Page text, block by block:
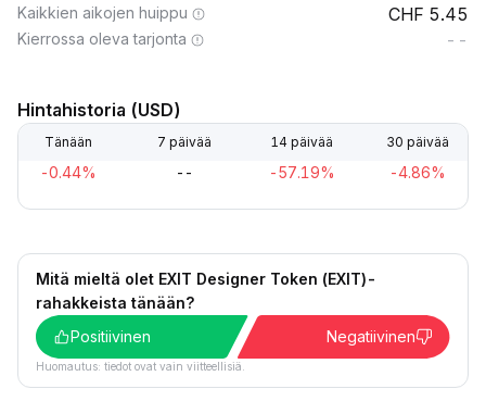
Kaikkien aikojen huippu 5.45
Kierrossa oleva tarjonta --
Hintahistoria (USD)
Tänään 7 päivää 14 päivää 30 päivää
-0.44% -- -57.19% -4.86%
Mitä mieltä olet EXIT Designer Token (EXIT)-
rahakkeista tänään?
Positiivinen
Negatiivinen
Huomautus: tiedot ovat vain viitteellisiä.